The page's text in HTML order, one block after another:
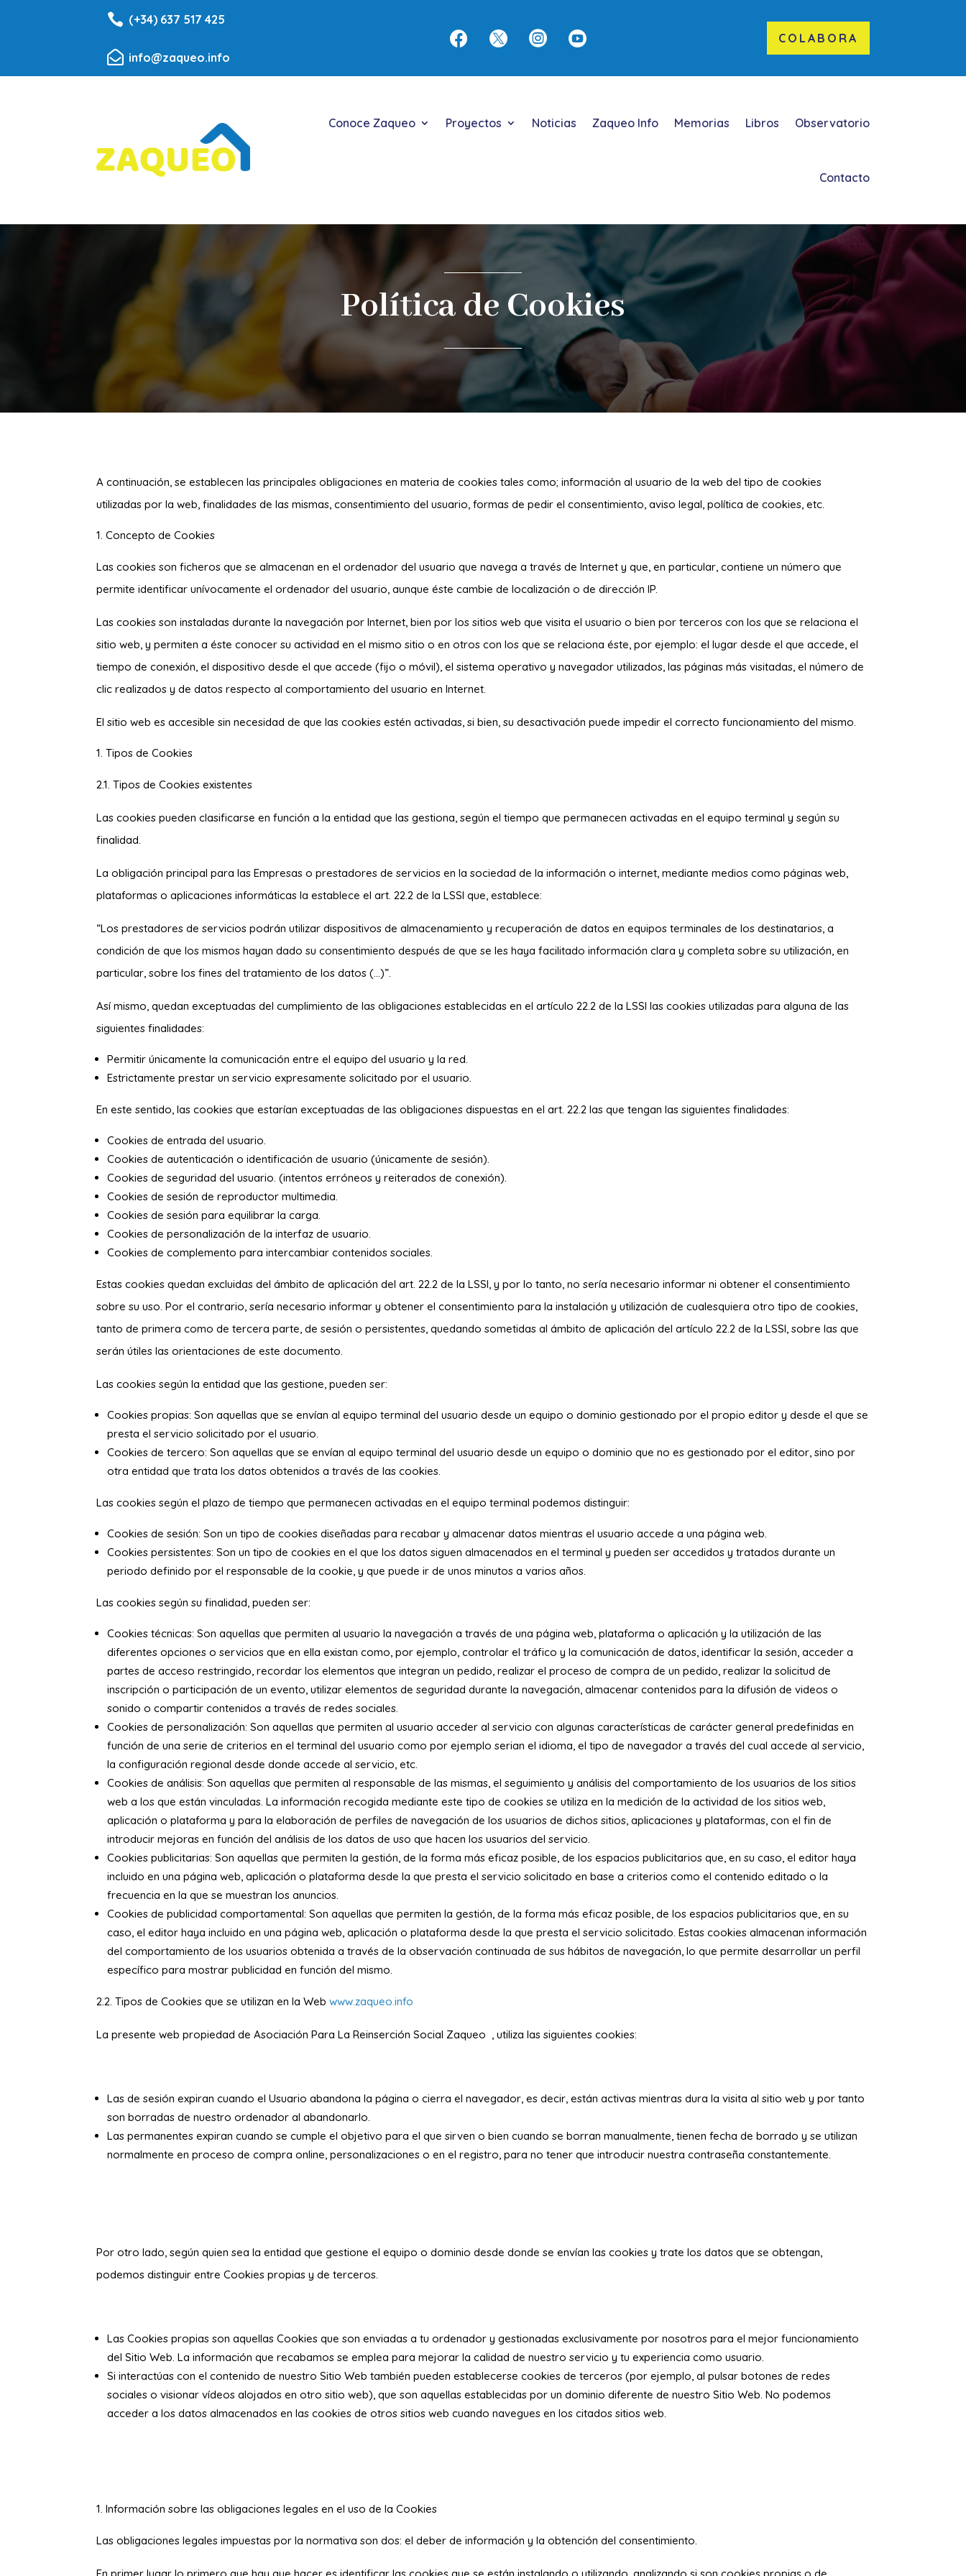
 (+34) 637 517 425
 info@zaqueo.info
    COLABORA
Conoce Zaqueo Proyectos Noticias Zaqueo Info Memorias Libros Observatorio
Contacto
Política de Cookies
A continuación, se establecen las principales obligaciones en materia de cookies tales como; información al usuario de la web del tipo de cookies
utilizadas por la web, finalidades de las mismas, consentimiento del usuario, formas de pedir el consentimiento, aviso legal, política de cookies, etc.
Concepto de Cookies
Las cookies son ficheros que se almacenan en el ordenador del usuario que navega a través de Internet y que, en particular, contiene un número que
permite identificar unívocamente el ordenador del usuario, aunque éste cambie de localización o de dirección IP.
Las cookies son instaladas durante la navegación por Internet, bien por los sitios web que visita el usuario o bien por terceros con los que se relaciona el
sitio web, y permiten a éste conocer su actividad en el mismo sitio o en otros con los que se relaciona éste, por ejemplo: el lugar desde el que accede, el
tiempo de conexión, el dispositivo desde el que accede (fijo o móvil), el sistema operativo y navegador utilizados, las páginas más visitadas, el número de
clic realizados y de datos respecto al comportamiento del usuario en Internet.
El sitio web es accesible sin necesidad de que las cookies estén activadas, si bien, su desactivación puede impedir el correcto funcionamiento del mismo.
Tipos de Cookies
2.1. Tipos de Cookies existentes
Las cookies pueden clasificarse en función a la entidad que las gestiona, según el tiempo que permanecen activadas en el equipo terminal y según su
finalidad.
La obligación principal para las Empresas o prestadores de servicios en la sociedad de la información o internet, mediante medios como páginas web,
plataformas o aplicaciones informáticas la establece el art. 22.2 de la LSSI que, establece:
“Los prestadores de servicios podrán utilizar dispositivos de almacenamiento y recuperación de datos en equipos terminales de los destinatarios, a
condición de que los mismos hayan dado su consentimiento después de que se les haya facilitadoinformación clara y completa sobre su utilización , en
particular, sobre los fines del tratamiento de los datos (…)”.
Así mismo, quedan exceptuadas del cumplimiento de las obligaciones establecidas en el artículo 22.2 de la LSSI las cookies utilizadas para alguna de las
siguientes finalidades:
Permitir únicamente la comunicación entre el equipo del usuario y la red.
Estrictamente prestar un servicio expresamente solicitado por el usuario.
En este sentido, las cookies que estarían exceptuadas de las obligaciones dispuestas en el art. 22.2 las que tengan las siguientes finalidades:
Cookies de entrada del usuario.
Cookies de autenticación o identificación de usuario (únicamente de sesión).
Cookies de seguridad del usuario. (intentos erróneos y reiterados de conexión).
Cookies de sesión de reproductor multimedia.
Cookies de sesión para equilibrar la carga.
Cookies de personalización de la interfaz de usuario.
Cookies de complemento para intercambiar contenidos sociales.
Estas cookies quedan excluidas del ámbito de aplicación del art. 22.2 de la LSSI, y por lo tanto, no sería necesario informar ni obtener el consentimiento
sobre su uso. Por el contrario, sería necesario informar y obtener el consentimiento para la instalación y utilización de cualesquiera otro tipo de cookies,
tanto de primera como de tercera parte, de sesión o persistentes, quedando sometidas al ámbito de aplicación del artículo 22.2 de la LSSI, sobre las que
serán útiles las orientaciones de este documento.
Las cookies según la entidad que las gestione, pueden ser:
Cookies propias: Son aquellas que se envían al equipo terminal del usuario desde un equipo o dominio gestionado por el propio editor y desde el que se
presta el servicio solicitado por el usuario.
Cookies de tercero: Son aquellas que se envían al equipo terminal del usuario desde un equipo o dominio que no es gestionado por el editor, sino por
otra entidad que trata los datos obtenidos a través de las cookies.
Las cookies según el plazo de tiempo que permanecen activadas en el equipo terminal podemos distinguir:
Cookies de sesión: Son un tipo de cookies diseñadas para recabar y almacenar datos mientras el usuario accede a una página web.
Cookies persistentes: Son un tipo de cookies en el que los datos siguen almacenados en el terminal y pueden ser accedidos y tratados durante un
periodo definido por el responsable de la cookie, y que puede ir de unos minutos a varios años.
Las cookies según su finalidad, pueden ser:
Cookies técnicas: Son aquellas que permiten al usuario la navegación a través de una página web, plataforma o aplicación y la utilización de las
diferentes opciones o servicios que en ella existan como, por ejemplo, controlar el tráfico y la comunicación de datos, identificar la sesión, acceder a
partes de acceso restringido, recordar los elementos que integran un pedido, realizar el proceso de compra de un pedido, realizar la solicitud de
inscripción o participación de un evento, utilizar elementos de seguridad durante la navegación, almacenar contenidos para la difusión de videos o
sonido o compartir contenidos a través de redes sociales.
Cookies de personalización: Son aquellas que permiten al usuario acceder al servicio con algunas características de carácter general predefinidas en
función de una serie de criterios en el terminal del usuario como por ejemplo serian el idioma, el tipo de navegador a través del cual accede al servicio,
la configuración regional desde donde accede al servicio, etc.
Cookies de análisis: Son aquellas que permiten al responsable de las mismas, el seguimiento y análisis del comportamiento de los usuarios de los sitios
web a los que están vinculadas. La información recogida mediante este tipo de cookies se utiliza en la medición de la actividad de los sitios web,
aplicación o plataforma y para la elaboración de perfiles de navegación de los usuarios de dichos sitios, aplicaciones y plataformas, con el fin de
introducir mejoras en función del análisis de los datos de uso que hacen los usuarios del servicio.
Cookies publicitarias: Son aquellas que permiten la gestión, de la forma más eficaz posible, de los espacios publicitarios que, en su caso, el editor haya
incluido en una página web, aplicación o plataforma desde la que presta el servicio solicitado en base a criterios como el contenido editado o la
frecuencia en la que se muestran los anuncios.
Cookies de publicidad comportamental: Son aquellas que permiten la gestión, de la forma más eficaz posible, de los espacios publicitarios que, en su
caso, el editor haya incluido en una página web, aplicación o plataforma desde la que presta el servicio solicitado. Estas cookies almacenan información
del comportamiento de los usuarios obtenida a través de la observación continuada de sus hábitos de navegación, lo que permite desarrollar un perfil
específico para mostrar publicidad en función del mismo.
2.2. Tipos de Cookies que se utilizan en la Webwww.zaqueo.info
La presente web propiedad deAsociación Para La Reinserción Social Zaqueo , utiliza las siguientes cookies:
Las de sesión expiran cuando el Usuario abandona la página o cierra el navegador, es decir, están activas mientras dura la visita al sitio web y por tanto
son borradas de nuestro ordenador al abandonarlo.
Las permanentes expiran cuando se cumple el objetivo para el que sirven o bien cuando se borran manualmente, tienen fecha de borrado y se utilizan
normalmente en proceso de compra online, personalizaciones o en el registro, para no tener que introducir nuestra contraseña constantemente.
Por otro lado, según quien sea la entidad que gestione el equipo o dominio desde donde se envían las cookies y trate los datos que se obtengan,
podemos distinguir entre Cookies propias y de terceros.
Las Cookies propias son aquellas Cookies que son enviadas a tu ordenador y gestionadas exclusivamente por nosotros para el mejor funcionamiento
del Sitio Web. La información que recabamos se emplea para mejorar la calidad de nuestro servicio y tu experiencia como usuario.
Si interactúas con el contenido de nuestro Sitio Web también pueden establecerse cookies de terceros (por ejemplo, al pulsar botones de redes
sociales o visionar vídeos alojados en otro sitio web), que son aquellas establecidas por un dominio diferente de nuestro Sitio Web. No podemos
acceder a los datos almacenados en las cookies de otros sitios web cuando navegues en los citados sitios web.
Información sobre las obligaciones legales en el uso de la Cookies
Las obligaciones legales impuestas por la normativa son dos: el deber de información y la obtención del consentimiento.